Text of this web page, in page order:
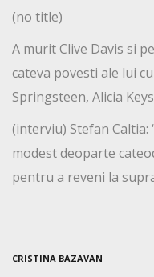
(no title)
A murit Clive Davis si
cateva povesti ale lui
Springsteen, Alicia
(interviu) Stefan
modest deoparte
pentru a reveni la
CRISTINA BAZAVAN